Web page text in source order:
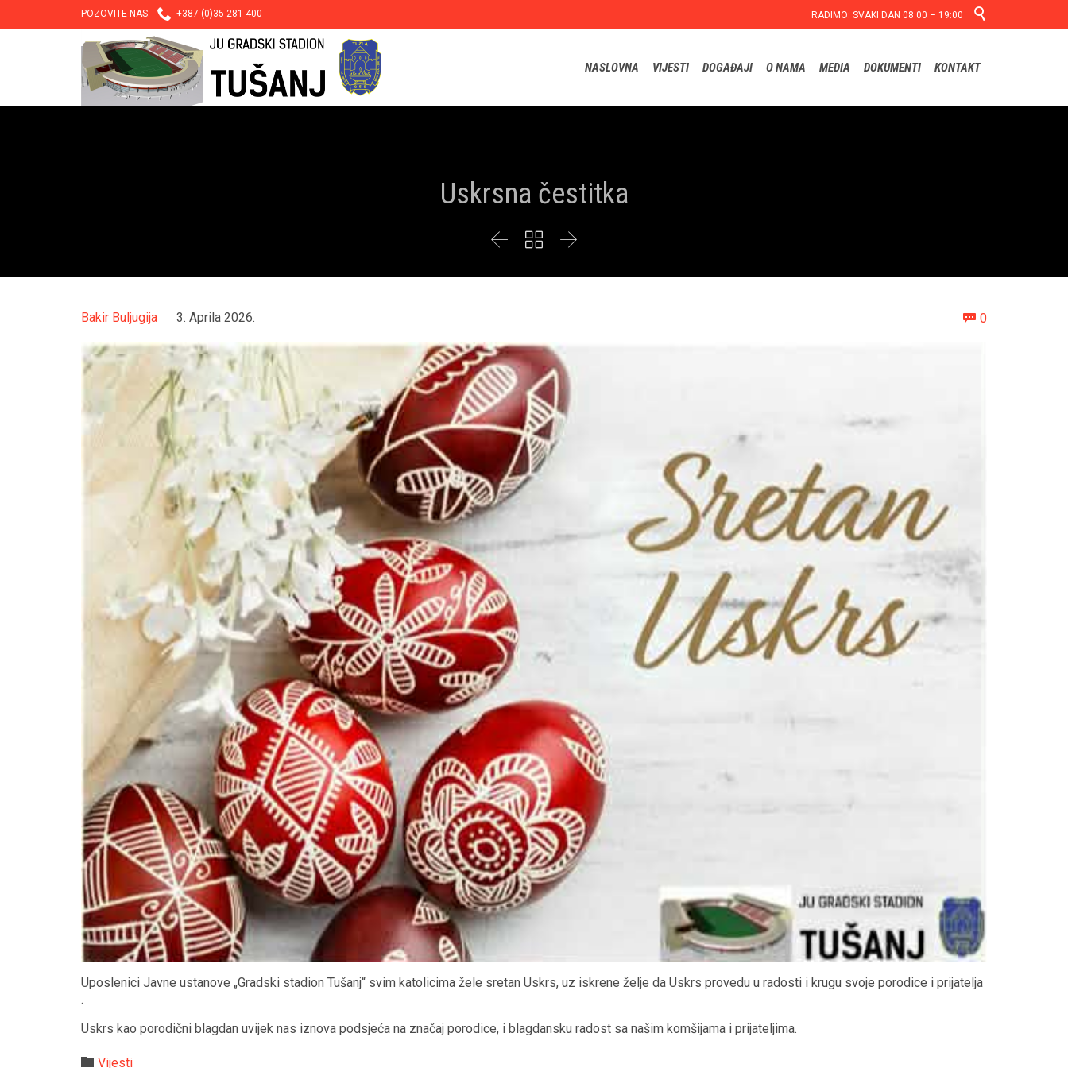
POZOVITE NAS:  +387 (0)35 281-400 RADIMO: SVAKI DAN 08:00 – 19:00 
NASLOVNA VIJESTI DOGAĐAJI O NAMA MEDIA DOKUMENTI KONTAKT
Uskrsna čestitka
  
Bakir Buljugija 3. Aprila 2026.  0Comments
Uposlenici Javne ustanove „Gradski stadion Tušanj“ svim katolicima žele sretan Uskrs, uz iskrene želje da Uskrs provedu u radosti i krugu svoje porodice i prijatelja
.
Uskrs kao porodični blagdan uvijek nas iznova podsjeća na značaj porodice, i blagdansku radost sa našim komšijama i prijateljima.
 Category
Vijesti